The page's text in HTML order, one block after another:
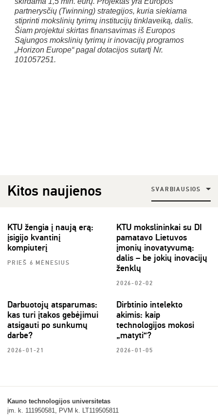
partnerysčių (Twinning) strategijos, kuria siekiama
stiprinti mokslinių tyrimų institucijų tinklaveiką, dalis.
Šiam projektui skirtas finansavimas iš Europos
Sąjungos mokslinių tyrimų ir inovacijų programos
„Horizon Europe“ pagal dotacijos sutartį Nr.
101057251.
Kitos naujienos SVARBIAUSIOS
KTU žengia į naują erą:
įsigijo kvantinį
kompiuterį
PRIEŠ 6 MĖNESIUS
KTU mokslininkai su DI
pamatavo Lietuvos
įmonių inovatyvumą:
dalis – be jokių inovacijų
ženklų
2026-02-02
Darbuotojų atsparumas:
kas turi įtakos gebėjimui
atsigauti po sunkumų
darbe?
2026-01-21
Dirbtinio intelekto
akimis: kaip
technologijos mokosi
„matyti“?
2026-01-05
Kauno technologijos universitetas
įm. k. 111950581, PVM k. LT119505811